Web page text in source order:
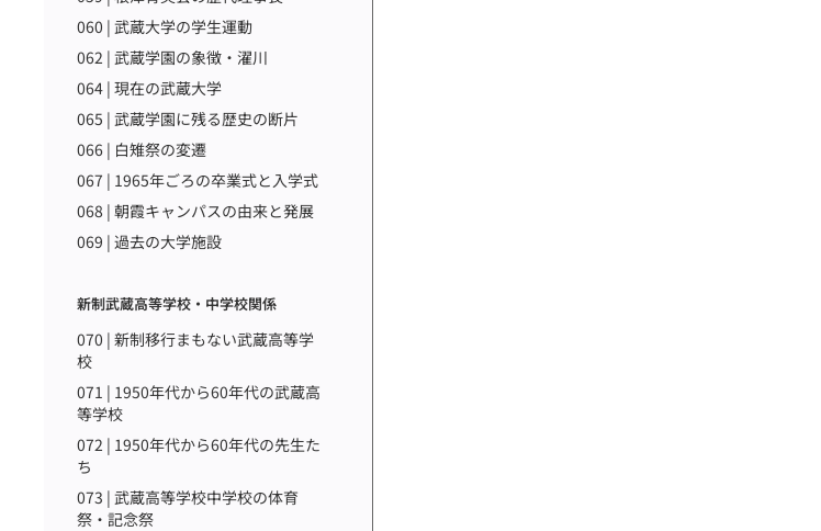
060 | 武蔵大学の学生運動
062 | 武蔵学園の象徴・濯川
064 | 現在の武蔵大学
065 | 武蔵学園に残る歴史の断片
066 | 白雉祭の変遷
067 | 1965年ごろの卒業式と入学式
068 | 朝霞キャンパスの由来と発展
069 | 過去の大学施設
新制武蔵高等学校・中学校関係
070 | 新制移行まもない武蔵高等学
校
071 | 1950年代から60年代の武蔵高
等学校
072 | 1950年代から60年代の先生た
ち
073 | 武蔵高等学校中学校の体育
祭・記念祭